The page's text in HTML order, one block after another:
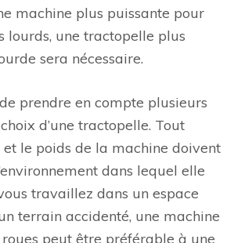
machine plus puissante pour
lourds, une tractopelle plus
sera nécessaire.
prendre en compte plusieurs
d’une tractopelle. Tout
et le poids de la machine doivent
dans lequel elle
travaillez dans un espace
terrain accidenté, une machine
peut être préférable à une